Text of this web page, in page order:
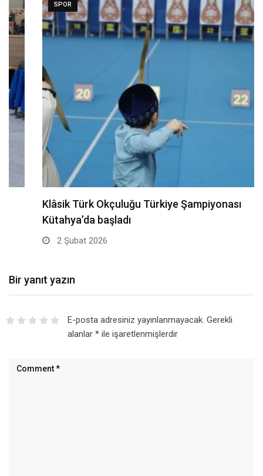
Klâsik Türk Okçuluğu Türkiye Şampiyonası
Kütahya’da başladı
2 Şubat 2026
Bir yanıt yazın
E-posta adresiniz yayınlanmayacak. Gerekli
alanlar *ile işaretlenmişlerdir